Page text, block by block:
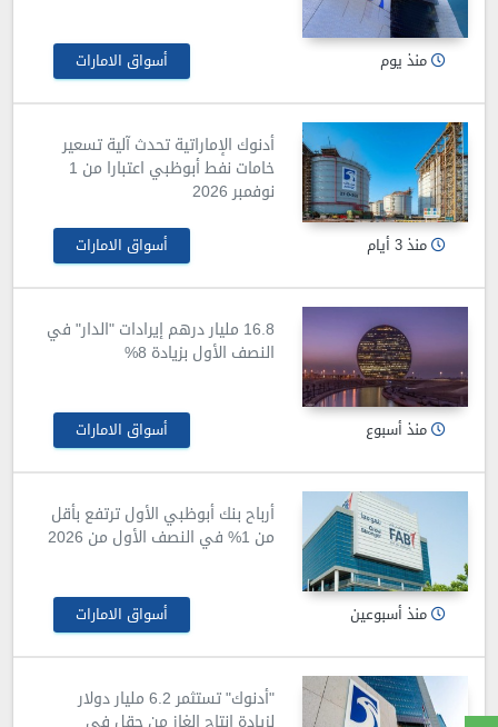
منذ يوم أسواق الامارات
أدنوك الإماراتية تحدث آلية تسعير
خامات نفط أبوظبي اعتبارا من 1
نوفمبر 2026
منذ 3 أيام أسواق الامارات
16.8 مليار درهم إيرادات "الدار" في
النصف الأول بزيادة 8%
منذ أسبوع أسواق الامارات
أرباح بنك أبوظبي الأول ترتفع بأقل
من 1% في النصف الأول من 2026
منذ أسبوعين أسواق الامارات
"أدنوك" تستثمر 6.2 مليار دولار